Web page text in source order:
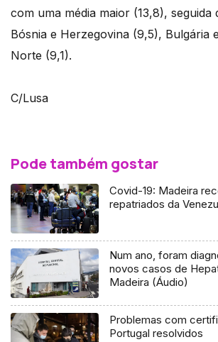
com uma média maior (13,8), seguida
Bósnia e Herzegovina (9,5), Bulgária
Norte (9,1).
C/Lusa
Pode também gostar
Covid-19: Madeira
repatriados da
Num ano, foram
novos casos de
Madeira (Áudio)
Problemas com
Portugal resolvidos